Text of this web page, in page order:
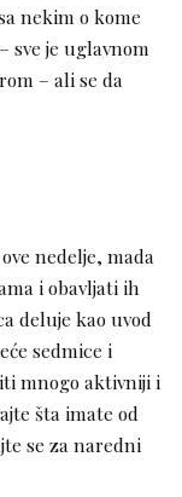
nekim o kome
sve je uglavnom
– ali se da
nedelje, mada
i obavljati ih
deluje kao uvod
sedmice i
mnogo aktivniji i
šta imate od
se za naredni